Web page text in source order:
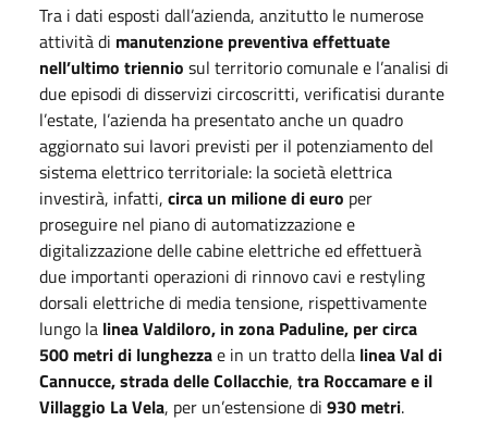
Tra i dati esposti dall’azienda, anzitutto le numerose
attività di manutenzione preventiva effettuate
nell’ultimo triennio sul territorio comunale e l’analisi di
due episodi di disservizi circoscritti, verificatisi durante
l’estate, l’azienda ha presentato anche un quadro
aggiornato sui lavori previsti per il potenziamento del
sistema elettrico territoriale: la società elettrica
investirà, infatti, circa un milione di euro per
proseguire nel piano di automatizzazione e
digitalizzazione delle cabine elettriche ed effettuerà
due importanti operazioni di rinnovo cavi e restyling
dorsali elettriche di media tensione, rispettivamente
lungo la linea Valdiloro, in zona Paduline, per circa
500 metri di lunghezzae in un tratto della linea Val di
Cannucce, strada delle Collacchie, tra Roccamare e il
Villaggio La Vela, per un’estensione di 930 metri.